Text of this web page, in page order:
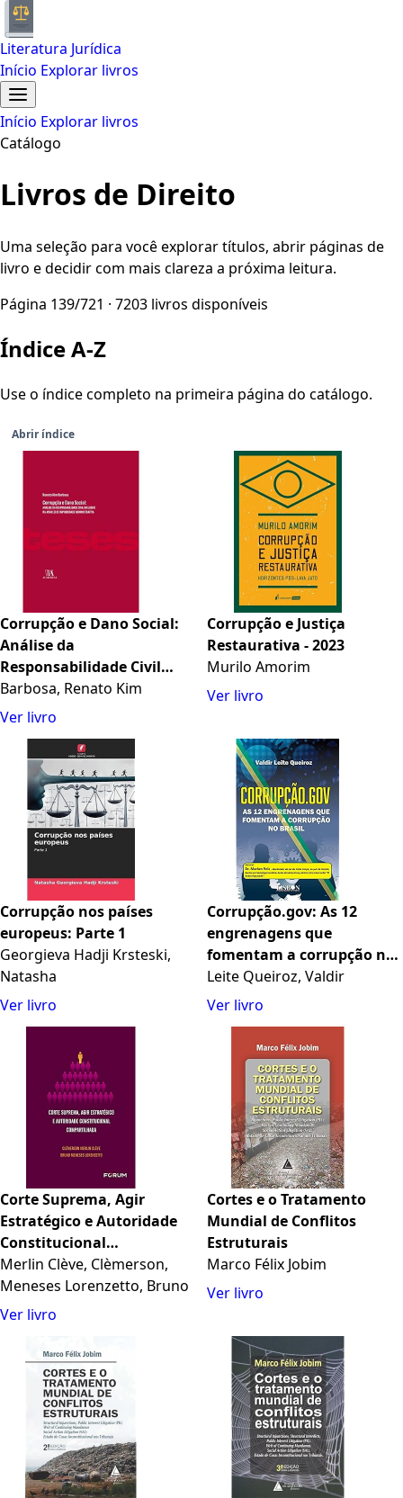
Literatura Jurídica
Início Explorar livros
Início Explorar livros
Catálogo
Livros de Direito
Uma seleção para você explorar títulos, abrir páginas de
livro e decidir com mais clareza a próxima leitura.
Página 139/721 · 7203 livros disponíveis
Índice A-Z
Use o índice completo na primeira página do catálogo.
Abrir índice
Corrupção e Dano Social:
Análise da
Responsabilidade Civil
Inclusive na Nova lei de
Improbidade
Barbosa, Renato Kim
Ver livro
Corrupção e Justiça
Restaurativa - 2023
Murilo Amorim
Ver livro
Corrupção nos países
europeus: Parte 1
Georgieva Hadji Krsteski,
Natasha
Ver livro
Corrupção.gov: As 12
engrenagens que
fomentam a corrupção no
Brasil
Leite Queiroz, Valdir
Ver livro
Corte Suprema, Agir
Estratégico e Autoridade
Constitucional
Compartilhada
Merlin Clève, Clèmerson,
Meneses Lorenzetto, Bruno
Ver livro
Cortes e o Tratamento
Mundial de Conflitos
Estruturais
Marco Félix Jobim
Ver livro